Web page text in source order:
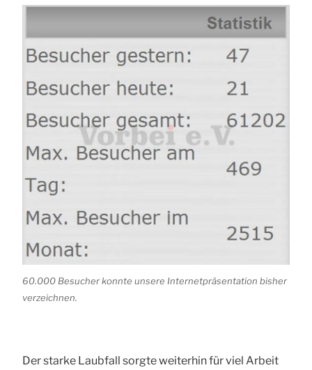
60.000 Besucher konnte unsere Internetpräsentation bisher
verzeichnen.
Der starke Laubfall sorgte weiterhin für viel Arbeit